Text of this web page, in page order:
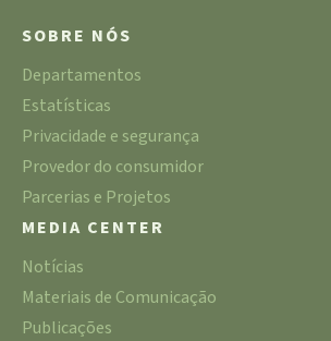
SOBRE NÓS
Departamentos
Estatísticas
Privacidade e segurança
Provedor do consumidor
Parcerias e Projetos
MEDIA CENTER
Notícias
Materiais de Comunicação
Publicações